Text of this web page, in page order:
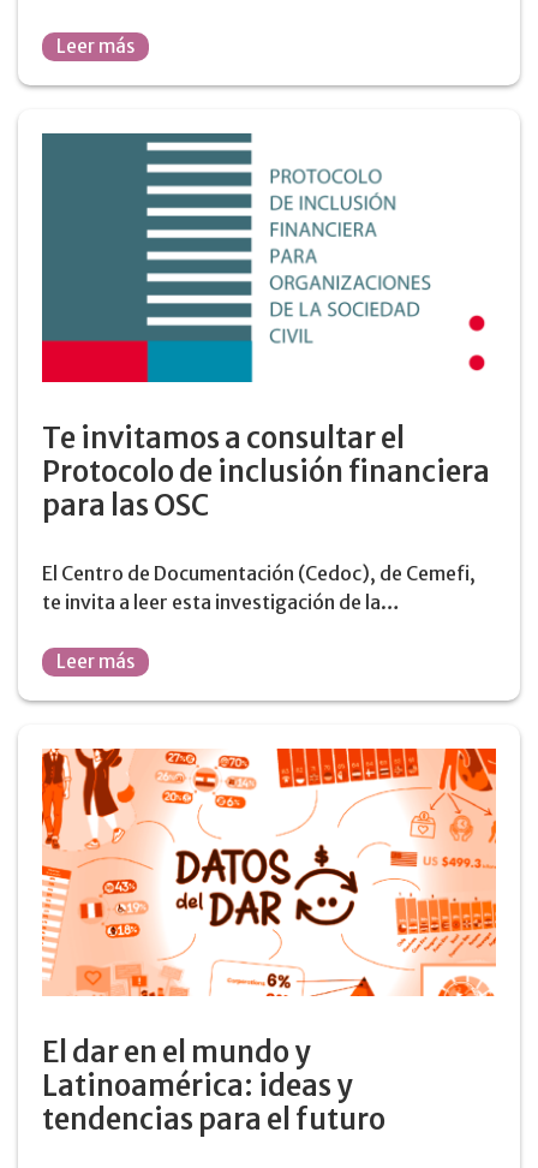
Leer más
Te invitamos a consultar el
Protocolo de inclusión financiera
para las OSC
El Centro de Documentación (Cedoc), de Cemefi,
te invita a leer esta investigación de la…
Leer más
El dar en el mundo y
Latinoamérica: ideas y
tendencias para el futuro